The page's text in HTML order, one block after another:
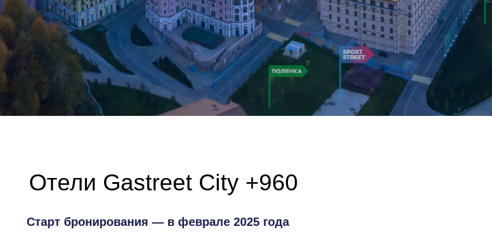
Совсем скоро мы откроем бронирование отелей на высоте 960!
Не забудь, купить билет участника, ведь только с ним, ты сможешь забронировать отель.